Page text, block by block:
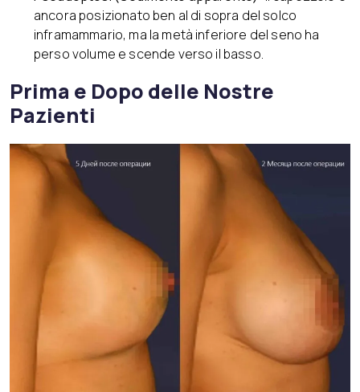
ancora posizionato ben al di sopra del solco
inframammario, ma la metà inferiore del seno ha
perso volume e scende verso il basso.
Prima e Dopo delle Nostre
Pazienti